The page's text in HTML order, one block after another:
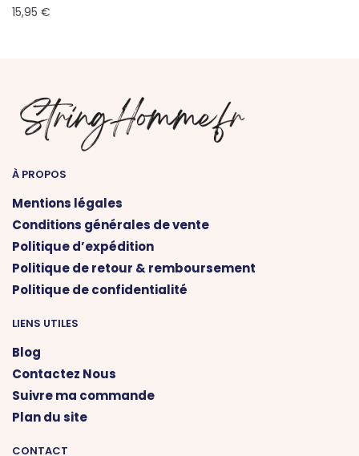
15,95 €
À PROPOS
Mentions légales
Conditions générales de vente
Politique d’expédition
Politique de retour & remboursement
Politique de confidentialité
LIENS UTILES
Blog
Contactez Nous
Suivre ma commande
Plan du site
CONTACT